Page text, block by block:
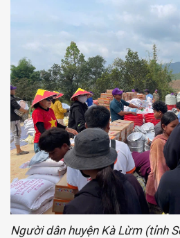
Người dân huyện Kà Lừm (tỉnh